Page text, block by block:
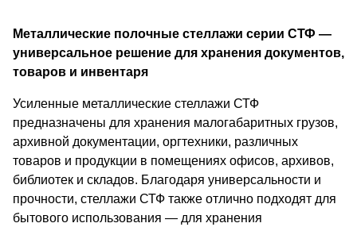
Металлические полочные стеллажи серии СТФ —
универсальное решение для хранения документов,
товаров и инвентаря
Усиленные металлические стеллажи СТФ
предназначены для хранения малогабаритных грузов,
архивной документации, оргтехники, различных
товаров и продукции в помещениях офисов, архивов,
библиотек и складов. Благодаря универсальности и
прочности, стеллажи СТФ также отлично подходят для
бытового использования — для хранения